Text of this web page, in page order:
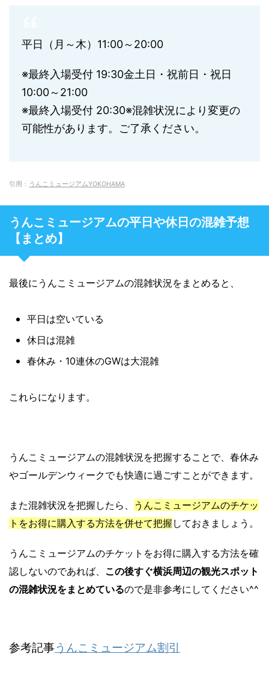
平日（月～木）11:00～20:00
※最終入場受付 19:30金土日・祝前日・祝日
10:00～21:00
※最終入場受付 20:30※混雑状況により変更の
可能性があります。ご了承ください。
引用： うんこミュージアムYOKOHAMA
うんこミュージアムの平日や休日の混雑予想
【まとめ】
最後にうんこミュージアムの混雑状況をまとめると、
平日は空いている
休日は混雑
春休み・10連休のGWは大混雑
これらになります。
うんこミュージアムの混雑状況を把握することで、春休み
やゴールデンウィークでも快適に過ごすことができます。
また混雑状況を把握したら、
うんこミュージアムのチケッ
トをお得に購入する方法を併せて把握 しておきましょう。
うんこミュージアムのチケットをお得に購入する方法を確
認しないのであれば、 この後すぐ横浜周辺の観光スポット
の混雑状況をまとめているので是非参考にしてください^^
参考記事うんこミュージアム割引